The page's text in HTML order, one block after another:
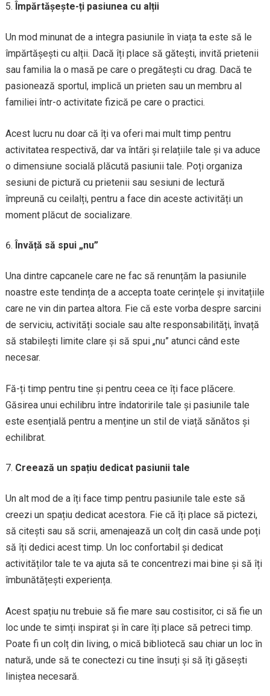
Împărtășește-ți pasiunea cu alții
Un mod minunat de a integra pasiunile în viața ta este să le
împărtășești cu alții. Dacă îți place să gătești, invită prietenii
sau familia la o masă pe care o pregătești cu drag. Dacă te
pasionează sportul, implică un prieten sau un membru al
familiei într-o activitate fizică pe care o practici.
Acest lucru nu doar că îți va oferi mai mult timp pentru
activitatea respectivă, dar va întări și relațiile tale și va aduce
o dimensiune socială plăcută pasiunii tale. Poți organiza
sesiuni de pictură cu prietenii sau sesiuni de lectură
împreună cu ceilalți, pentru a face din aceste activități un
moment plăcut de socializare.
Învăță să spui „nu”
Una dintre capcanele care ne fac să renunțăm la pasiunile
noastre este tendința de a accepta toate cerințele și invitațiile
care ne vin din partea altora. Fie că este vorba despre sarcini
de serviciu, activități sociale sau alte responsabilități, învață
să stabilești limite clare și să spui „nu” atunci când este
necesar.
Fă-ți timp pentru tine și pentru ceea ce îți face plăcere.
Găsirea unui echilibru între îndatoririle tale și pasiunile tale
este esențială pentru a menține un stil de viață sănătos și
echilibrat.
Creează un spațiu dedicat pasiunii tale
Un alt mod de a îți face timp pentru pasiunile tale este să
creezi un spațiu dedicat acestora. Fie că îți place să pictezi,
să citești sau să scrii, amenajează un colț din casă unde poți
să îți dedici acest timp. Un loc confortabil și dedicat
activităților tale te va ajuta să te concentrezi mai bine și să îți
îmbunătățești experiența.
Acest spațiu nu trebuie să fie mare sau costisitor, ci să fie un
loc unde te simți inspirat și în care îți place să petreci timp.
Poate fi un colț din living, o mică bibliotecă sau chiar un loc în
natură, unde să te conectezi cu tine însuți și să îți găsești
liniștea necesară.